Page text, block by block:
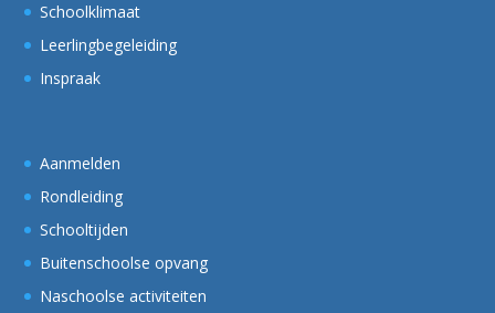
Schoolklimaat
Leerlingbegeleiding
Inspraak
Aanmelden
Rondleiding
Schooltijden
Buitenschoolse opvang
Naschoolse activiteiten